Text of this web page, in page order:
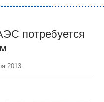
потребуется
2013